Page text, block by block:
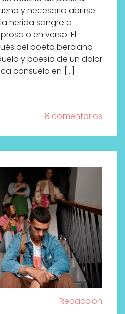
y necesario abrirse
herida sangre a
o en verso. El
del poeta berciano
y poesía de un dolor
consuelo en […]
8 comentarios
Redaccion